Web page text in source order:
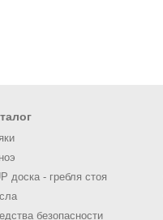
доска - гребля стоя
безопасности